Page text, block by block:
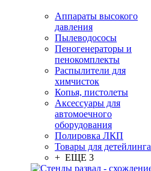
Аппараты высокого
давления
Пылеводососы
Пеногенераторы и
пенокомплекты
Распылители для
химчисток
Копья, пистолеты
Аксессуары для
автомоечного
оборудования
Полировка ЛКП
Товары для детейлинга
+ ЕЩЕ 3